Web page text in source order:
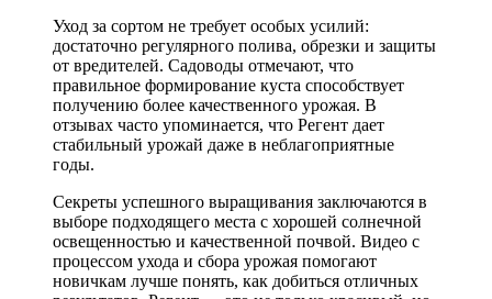
Уход за сортом не требует особых усилий:
достаточно регулярного полива, обрезки и защиты
от вредителей. Садоводы отмечают, что
правильное формирование куста способствует
получению более качественного урожая. В
отзывах часто упоминается, что Регент дает
стабильный урожай даже в неблагоприятные
годы.
Секреты успешного выращивания заключаются в
выборе подходящего места с хорошей солнечной
освещенностью и качественной почвой. Видео с
процессом ухода и сбора урожая помогают
новичкам лучше понять, как добиться отличных